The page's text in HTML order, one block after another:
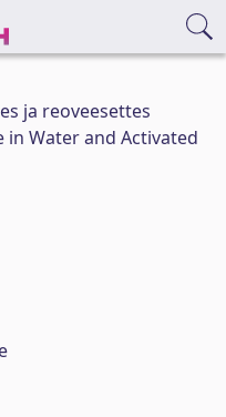
ja reoveesettes
Water and Activated